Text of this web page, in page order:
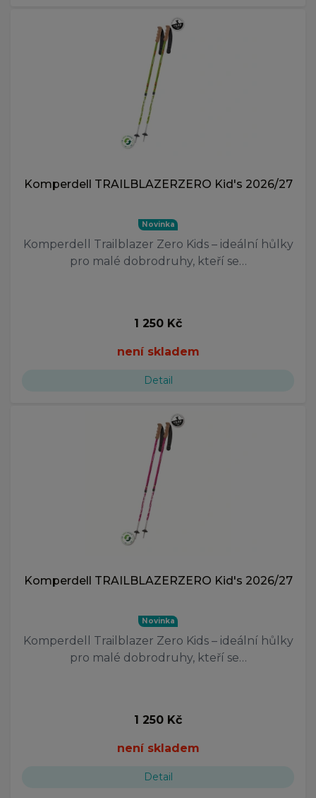
Komperdell TRAILBLAZERZERO Kid's 2026/27
Novinka
Komperdell Trailblazer Zero Kids – ideální hůlky
pro malé dobrodruhy, kteří se…
1 250 Kč
není skladem
Detail
Komperdell TRAILBLAZERZERO Kid's 2026/27
Novinka
Komperdell Trailblazer Zero Kids – ideální hůlky
pro malé dobrodruhy, kteří se…
1 250 Kč
není skladem
Detail